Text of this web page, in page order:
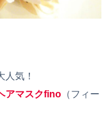
気！
アマスクfino （フィー